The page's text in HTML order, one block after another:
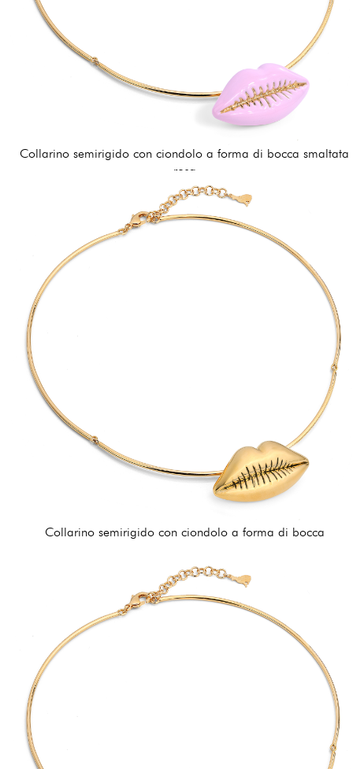
Collarino semirigido con ciondolo a forma di bocca smaltata
rosa
162,00 €
Collarino semirigido con ciondolo a forma di bocca